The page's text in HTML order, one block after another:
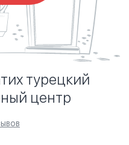
турецкий
центр